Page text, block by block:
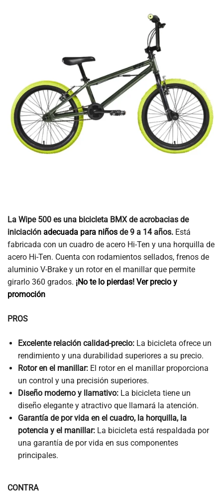
La Wipe 500 es una bicicleta BMX de acrobacias de
iniciación adecuada para niños de 9 a 14 años. Está
fabricada con un cuadro de acero Hi-Ten y una horquilla de
acero Hi-Ten. Cuenta con rodamientos sellados, frenos de
aluminio V-Brake y un rotor en el manillar que permite
girarlo 360 grados. ¡No te lo pierdas! Ver precio y
promoción
PROS
Excelente relación calidad-precio:La bicicleta ofrece un
rendimiento y una durabilidad superiores a su precio.
Rotor en el manillar:El rotor en el manillar proporciona
un control y una precisión superiores.
Diseño moderno y llamativo:La bicicleta tiene un
diseño elegante y atractivo que llamará la atención.
Garantía de por vida en el cuadro, la horquilla, la
potencia y el manillar:La bicicleta está respaldada por
una garantía de por vida en sus componentes
principales.
CONTRA